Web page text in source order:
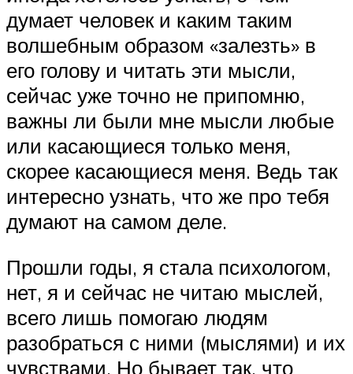
думает человек и каким таким
волшебным образом «залезть» в
его голову и читать эти мысли,
сейчас уже точно не припомню,
важны ли были мне мысли любые
или касающиеся только меня,
скорее касающиеся меня. Ведь так
интересно узнать, что же про тебя
думают на самом деле.
Прошли годы, я стала психологом,
нет, я и сейчас не читаю мыслей,
всего лишь помогаю людям
разобраться с ними (мыслями) и их
чувствами. Но бывает так, что